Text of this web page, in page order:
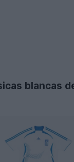
blancas